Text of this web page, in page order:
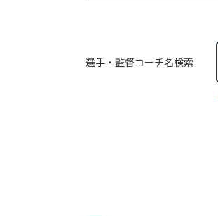
選手・監督コーチ名検索